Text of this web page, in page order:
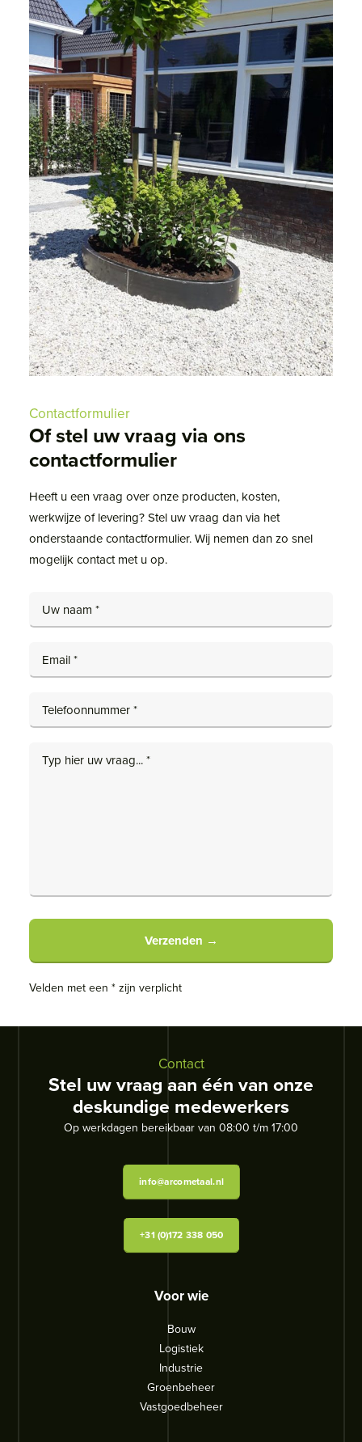
Contactformulier
Of stel uw vraag via ons
contactformulier
Heeft u een vraag over onze producten, kosten,
werkwijze of levering? Stel uw vraag dan via het
onderstaande contactformulier. Wij nemen dan zo snel
mogelijk contact met u op.
Velden met een * zijn verplicht
Contact
Stel uw vraag aan één van onze
deskundige medewerkers
Op werkdagen bereikbaar van 08:00 t/m 17:00
info@arcometaal.nl
+31 (0)172 338 050
Voor wie
Bouw
Logistiek
Industrie
Groenbeheer
Vastgoedbeheer